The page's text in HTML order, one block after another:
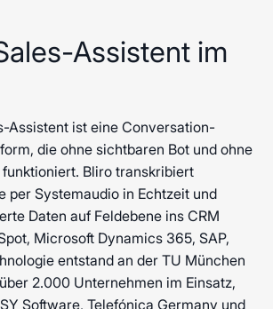
Assistent im
Assistent ist eine Conversation-
die ohne sichtbaren Bot und ohne
Bliro transkribiert
per Systemaudio in Echtzeit und
Daten auf Feldebene ins CRM
Microsoft Dynamics 365, SAP,
entstand an der TU München
2.000 Unternehmen im Einsatz,
Software, Telefónica Germany und